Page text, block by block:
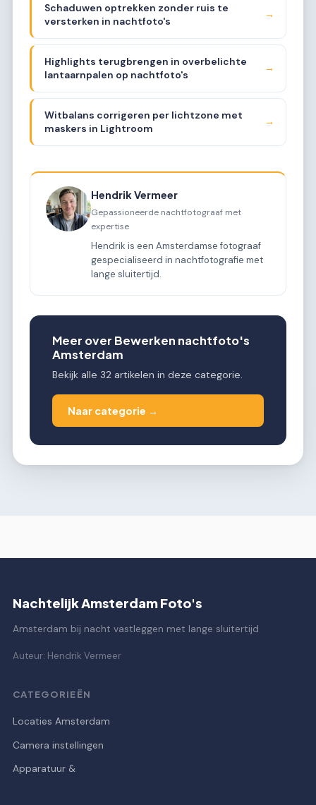
Schaduwen optrekken zonder ruis te
versterken in nachtfoto's
→
Highlights terugbrengen in overbelichte
lantaarnpalen op nachtfoto's
→
Witbalans corrigeren per lichtzone met
maskers in Lightroom
→
Hendrik Vermeer
Gepassioneerde nachtfotograaf met
expertise
Hendrik is een Amsterdamse fotograaf
gespecialiseerd in nachtfotografie met
lange sluitertijd.
Meer over Bewerken nachtfoto's
Amsterdam
Bekijk alle 32 artikelen in deze categorie.
Naar categorie →
Nachtelijk Amsterdam Foto's
Amsterdam bij nacht vastleggen met lange sluitertijd
Auteur: Hendrik Vermeer
CATEGORIEËN
Locaties Amsterdam
Camera instellingen
Apparatuur &